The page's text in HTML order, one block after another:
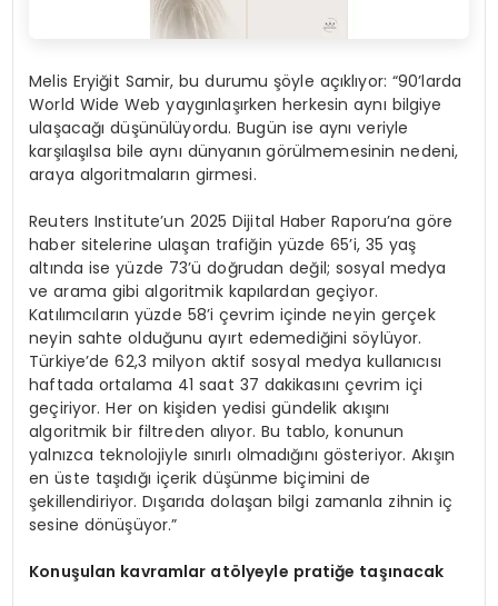
Melis Eryiğit Samir, bu durumu şöyle açıklıyor: “90’larda
World Wide Web yaygınlaşırken herkesin aynı bilgiye
ulaşacağı düşünülüyordu. Bugün ise aynı veriyle
karşılaşılsa bile aynı dünyanın görülmemesinin nedeni,
araya algoritmaların girmesi.
Reuters Institute’un 2025 Dijital Haber Raporu’na göre
haber sitelerine ulaşan trafiğin yüzde 65’i, 35 yaş
altında ise yüzde 73’ü doğrudan değil; sosyal medya
ve arama gibi algoritmik kapılardan geçiyor.
Katılımcıların yüzde 58’i çevrim içinde neyin gerçek
neyin sahte olduğunu ayırt edemediğini söylüyor.
Türkiye’de 62,3 milyon aktif sosyal medya kullanıcısı
haftada ortalama 41 saat 37 dakikasını çevrim içi
geçiriyor. Her on kişiden yedisi gündelik akışını
algoritmik bir filtreden alıyor. Bu tablo, konunun
yalnızca teknolojiyle sınırlı olmadığını gösteriyor. Akışın
en üste taşıdığı içerik düşünme biçimini de
şekillendiriyor. Dışarıda dolaşan bilgi zamanla zihnin iç
sesine dönüşüyor.”
Konuşulan kavramlar atölyeyle pratiğe taşınacak